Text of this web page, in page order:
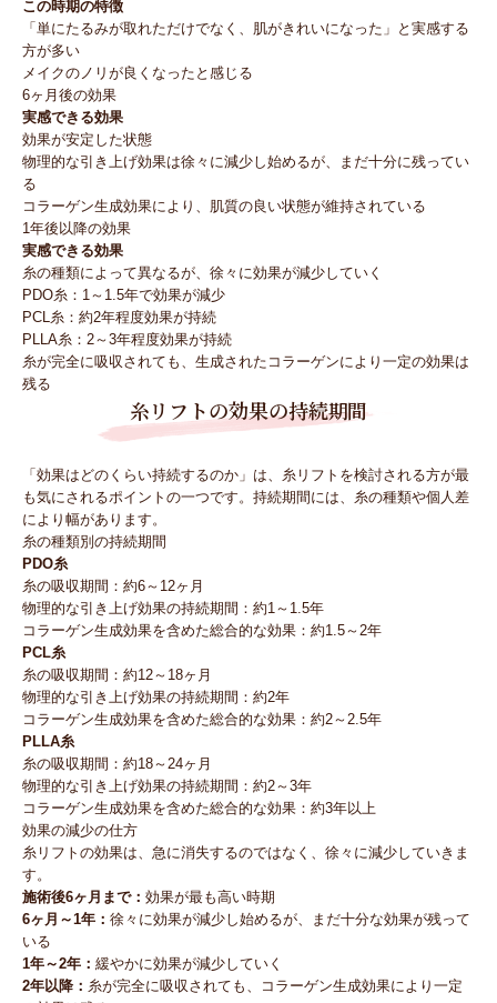
この時期の特徴
「単にたるみが取れただけでなく、肌がきれいになった」と実感する
方が多い
メイクのノリが良くなったと感じる
6ヶ月後の効果
実感できる効果
効果が安定した状態
物理的な引き上げ効果は徐々に減少し始めるが、まだ十分に残ってい
る
コラーゲン生成効果により、肌質の良い状態が維持されている
1年後以降の効果
実感できる効果
糸の種類によって異なるが、徐々に効果が減少していく
PDO糸：1～1.5年で効果が減少
PCL糸：約2年程度効果が持続
PLLA糸：2～3年程度効果が持続
糸が完全に吸収されても、生成されたコラーゲンにより一定の効果は
残る
糸リフトの効果の持続期間
「効果はどのくらい持続するのか」は、糸リフトを検討される方が最
も気にされるポイントの一つです。持続期間には、糸の種類や個人差
により幅があります。
糸の種類別の持続期間
PDO糸
糸の吸収期間：約6～12ヶ月
物理的な引き上げ効果の持続期間：約1～1.5年
コラーゲン生成効果を含めた総合的な効果：約1.5～2年
PCL糸
糸の吸収期間：約12～18ヶ月
物理的な引き上げ効果の持続期間：約2年
コラーゲン生成効果を含めた総合的な効果：約2～2.5年
PLLA糸
糸の吸収期間：約18～24ヶ月
物理的な引き上げ効果の持続期間：約2～3年
コラーゲン生成効果を含めた総合的な効果：約3年以上
効果の減少の仕方
糸リフトの効果は、急に消失するのではなく、徐々に減少していきま
す。
施術後6ヶ月まで： 効果が最も高い時期
6ヶ月～1年： 徐々に効果が減少し始めるが、まだ十分な効果が残って
いる
1年～2年： 緩やかに効果が減少していく
2年以降： 糸が完全に吸収されても、コラーゲン生成効果により一定